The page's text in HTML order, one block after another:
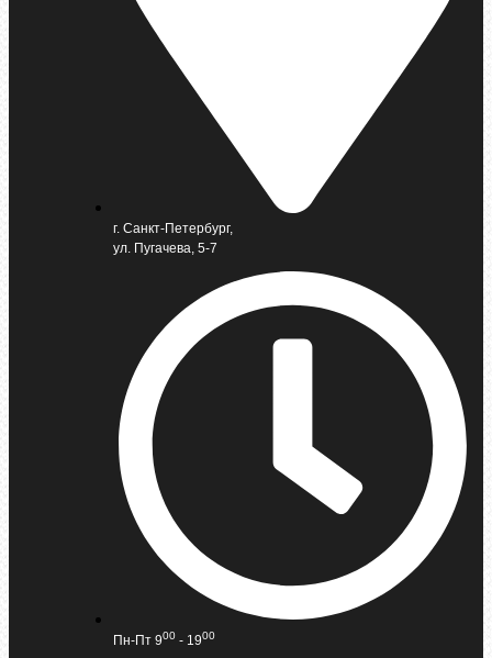
г. Санкт-Петербург,
ул. Пугачева, 5-7
Пн-Пт 900 - 1900